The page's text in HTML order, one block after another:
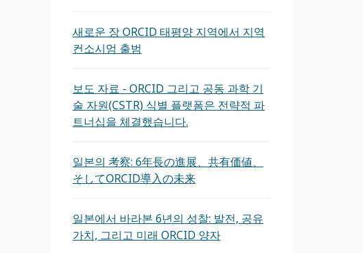
새로운 장 ORCID 태평양 지역에서 지역
컨소시엄 출범
보도 자료 - ORCID 그리고 공동 과학 기
술 자원(CSTR) 식별 플랫폼은 전략적 파
트너십을 체결했습니다.
일본의 考察: 6年長の進展、共有価値、
そしてORCID導入の未来
일본에서 바라본 6년의 성찰: 발전, 공유
가치, 그리고 미래 ORCID 양자